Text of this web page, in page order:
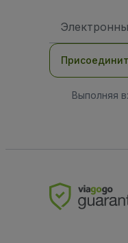
электронной
Выполняя